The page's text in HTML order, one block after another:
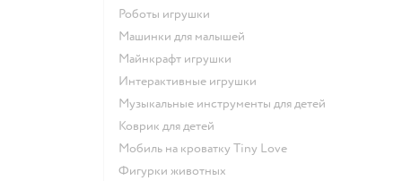
Роботы игрушки
Машинки для малышей
Майнкрафт игрушки
Интерактивные игрушки
Музыкальные инструменты для детей
Коврик для детей
Мобиль на кроватку Tiny Love
Фигурки животных